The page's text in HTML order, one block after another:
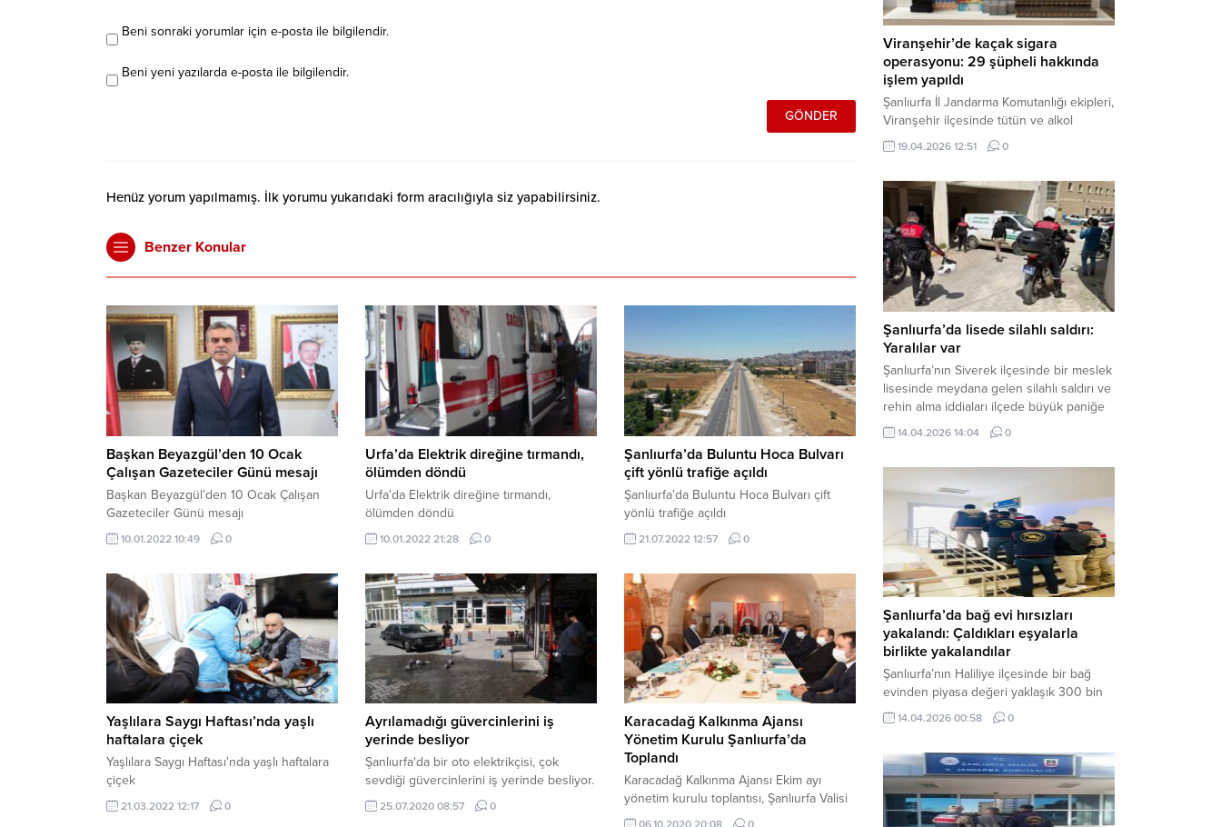
Beni sonraki yorumlar için e-posta ile bilgilendir.
Beni yeni yazılarda e-posta ile bilgilendir.
Henüz yorum yapılmamış. İlk yorumu yukarıdaki form aracılığıyla siz yapabilirsiniz.
Benzer Konular
Başkan Beyazgül’den 10 Ocak
Çalışan Gazeteciler Günü mesajı
Başkan Beyazgül’den 10 Ocak Çalışan
Gazeteciler Günü mesajı
10.01.2022 10:49 0
Urfa’da Elektrik direğine tırmandı,
ölümden döndü
Urfa'da Elektrik direğine tırmandı,
ölümden döndü
10.01.2022 21:28 0
Şanlıurfa’da Buluntu Hoca Bulvarı
çift yönlü trafiğe açıldı
Şanlıurfa'da Buluntu Hoca Bulvarı çift
yönlü trafiğe açıldı
21.07.2022 12:57 0
Yaşlılara Saygı Haftası’nda yaşlı
haftalara çiçek
Yaşlılara Saygı Haftası'nda yaşlı haftalara
çiçek
21.03.2022 12:17 0
Ayrılamadığı güvercinlerini iş
yerinde besliyor
Şanlıurfa'da bir oto elektrikçisi, çok
sevdiği güvercinlerini iş yerinde besliyor.
25.07.2020 08:57 0
Karacadağ Kalkınma Ajansı
Yönetim Kurulu Şanlıurfa’da
Toplandı
Karacadağ Kalkınma Ajansı Ekim ayı
yönetim kurulu toplantısı, Şanlıurfa Valisi
Abdullah Erin başkanlığında Şanlıurfa
06.10.2020 20:08 0
Viranşehir’de kaçak sigara
operasyonu: 29 şüpheli hakkında
işlem yapıldı
Şanlıurfa İl Jandarma Komutanlığı ekipleri,
Viranşehir ilçesinde tütün ve alkol
kaçakçılığına yönelik yürüttüğü kapsamlı
çalışmalar neticesinde binlerce paket
Operasyon kapsamında çok sayıda şahıs
hakkında adli süreç başlatıldı. Haber
Merkezi – Şanlıurfa Valiliği bünyesinde İl
Jandarma Komutanlığı tarafından
gerçekleştirilen “Tütün ve Alkol
Kaçakçılarına Yönelik Çalışmalar” tüm...
19.04.2026 12:51 0
Şanlıurfa’da lisede silahlı saldırı:
Yaralılar var
Şanlıurfa’nın Siverek ilçesinde bir meslek
lisesinde meydana gelen silahlı saldırı ve
rehin alma iddiaları ilçede büyük paniğe
neden oldu. Olay yerine çok sayıda özel
harekat polisi ve sağlık ekibi sevk
çalışmaları devam ediyor. Haber Merkezi
– Siverek ilçesi Hasan Çelebi
Mahallesi’nde bulunan Ahmet Koyuncu
Mesleki...
14.04.2026 14:04 0
Şanlıurfa’da bağ evi hırsızları
yakalandı: Çaldıkları eşyalarla
birlikte yakalandılar
Şanlıurfa’nın Haliliye ilçesinde bir bağ
evinden piyasa değeri yaklaşık 300 bin
TL olan eşyaları çalan şüpheliler,
jandarmanın başarılı operasyonuyla
şüpheliden 2’si tutuklanarak cezaevine
gönderildi. Haber Merkezi – Şanlıurfa İl
Jandarma Komutanlığı, “Faili Meçhul
Hırsızlık Olaylarının Aydınlatılmasına”
14.04.2026 00:58 0